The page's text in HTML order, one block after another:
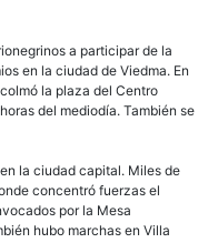
a participar de la
en la ciudad de Viedma. En
la plaza del Centro
del mediodía. También se
la ciudad capital. Miles de
concentró fuerzas el
por la Mesa
hubo marchas en Villa